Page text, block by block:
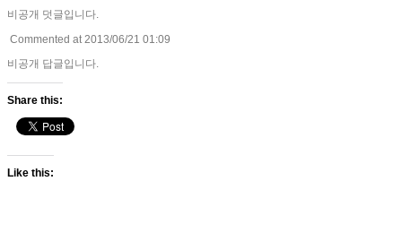
비공개 덧글입니다.
Commented at 2013/06/21 01:09
비공개 답글입니다.
Share this:
Like this: